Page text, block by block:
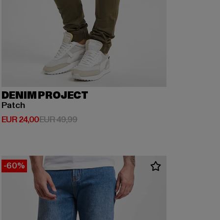
DENIM PROJECT
Patch
EUR 24,00
Derzeitiger Preis: EUR 24,00
EUR 49,99Aktionspreis: EUR 49,99
-60%